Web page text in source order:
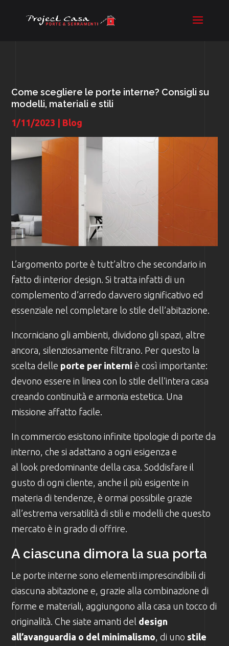
Come scegliere le porte interne? Consigli su
modelli, materiali e stili
1/11/2023 Blog
L’argomento porte è tutt’altro che secondario in
fatto di interior design. Si tratta infatti di un
complemento d’arredo davvero significativo ed
essenziale nel completare lo stile dell’abitazione.
Incorniciano gli ambienti, dividono gli spazi, altre
ancora, silenziosamente filtrano. Per questo la
scelta delle porte per interni è così importante:
devono essere in linea con lo stile dell’intera casa
creando continuità e armonia estetica. Una
missione affatto facile.
In commercio esistono infinite tipologie di porte da
interno, che si adattano a ogni esigenza e
al look predominante della casa. Soddisfare il
gusto di ogni cliente, anche il più esigente in
materia di tendenze, è ormai possibile grazie
all’estrema versatilità di stili e modelli che questo
mercato è in grado di offrire.
A ciascuna dimora la sua porta
Le porte interne sono elementi imprescindibili di
ciascuna abitazione e, grazie alla combinazione di
forme e materiali, aggiungono alla casa un tocco di
originalità. Che siate amanti del design
all’avanguardia o del minimalismo , di uno stile